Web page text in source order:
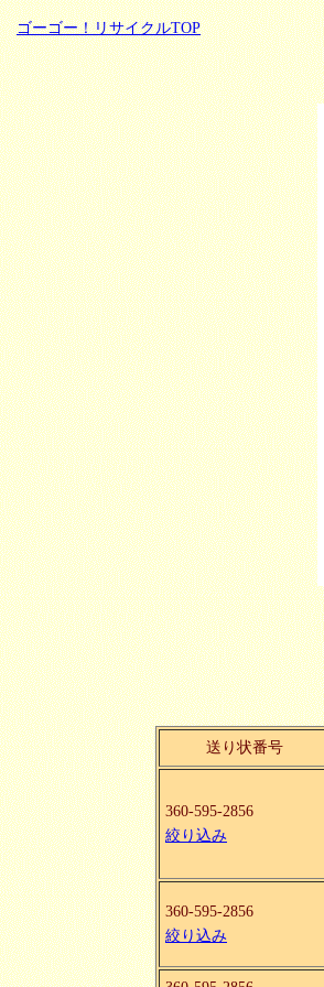
ゴーゴー！リサイクルTOP
送り状番号
360-595-2856
絞り込み
360-595-2856
絞り込み